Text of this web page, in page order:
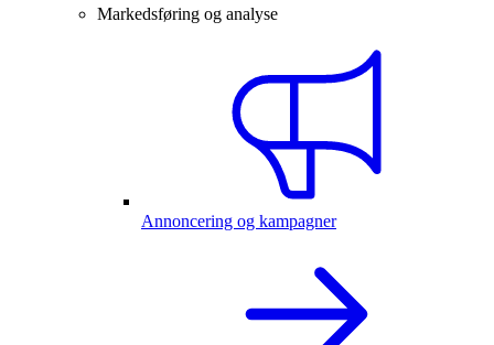
Markedsføring og analyse
Annoncering og kampagner